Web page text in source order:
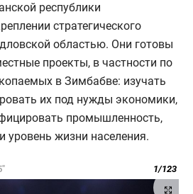
республики
стратегического
областью. Они готовы
проекты, в частности по
в Зимбабве: изучать
их под нужды экономики,
промышленность,
уровень жизни населения.
1/123